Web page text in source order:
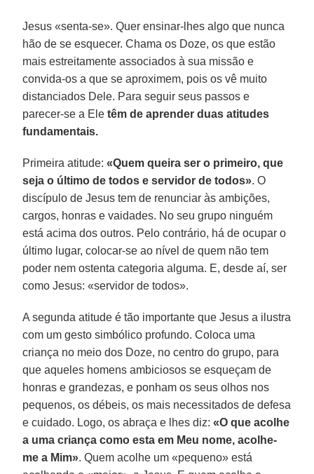
Jesus «senta-se». Quer ensinar-lhes algo que nunca
hão de se esquecer. Chama os Doze, os que estão
mais estreitamente associados à sua missão e
convida-os a que se aproximem, pois os vê muito
distanciados Dele. Para seguir seus passos e
parecer-se a Eletêm de aprender duas atitudes
fundamentais.
Primeira atitude:«Quem queira ser o primeiro, que
seja o último de todos e servidor de todos». O
discípulo de Jesus tem de renunciar às ambições,
cargos, honras e vaidades. No seu grupo ninguém
está acima dos outros. Pelo contrário, há de ocupar o
último lugar, colocar-se ao nível de quem não tem
poder nem ostenta categoria alguma. E, desde aí, ser
como Jesus: «servidor de todos».
A segunda atitude é tão importante que Jesus a ilustra
com um gesto simbólico profundo. Coloca uma
criança no meio dos Doze, no centro do grupo, para
que aqueles homens ambiciosos se esqueçam de
honras e grandezas, e ponham os seus olhos nos
pequenos, os débeis, os mais necessitados de defesa
e cuidado. Logo, os abraça e lhes diz:«O que acolhe
a uma criança como esta em Meu nome, acolhe-
me a Mim». Quem acolhe um «pequeno» está